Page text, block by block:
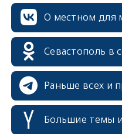
О местном для
Севастополь в
Раньше всех и
Большие темы